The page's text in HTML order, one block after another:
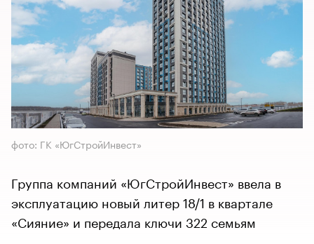
фото: ГК «ЮгСтройИнвест»
Группа компаний «ЮгСтройИнвест» ввела в
эксплуатацию новый литер 18/1 в квартале
«Сияние» и передала ключи 322 семьям